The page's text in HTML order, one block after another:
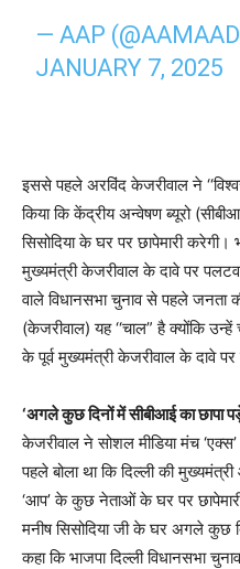
— AAP
JANUARY 7, 2025
इससे पहले अरविंद केजरीवाल ने
किया कि केंद्रीय अन्वेषण ब्यूरो
सिसोदिया के घर पर छापेमारी करेगी।
मुख्यमंत्री केजरीवाल के दावे पर
वाले विधानसभा चुनाव से पहले जनता
(केजरीवाल) यह ‘‘चाल” है क्योंकि
के पूर्व मुख्यमंत्री केजरीवाल के दावे पर
‘अगले कुछ दिनों में सीबीआई का छापा
केजरीवाल ने सोशल मीडिया मंच
पहले बोला था कि दिल्ली की
‘आप’ के कुछ नेताओं के घर पर
मनीष सिसोदिया जी के घर अगले कुछ
कहा कि भाजपा दिल्ली विधानसभा